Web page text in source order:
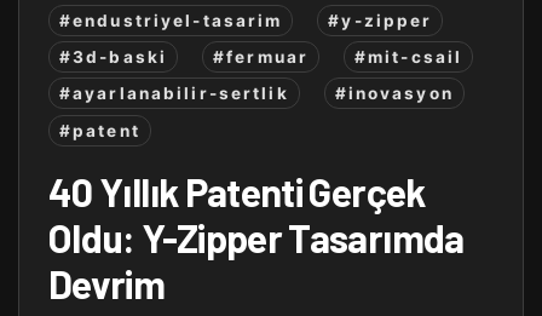
#endustriyel-tasarim
#y-zipper
#3d-baski
#fermuar
#mit-csail
#ayarlanabilir-sertlik
#inovasyon
#patent
40 Yıllık Patenti Gerçek
Oldu: Y-Zipper Tasarımda
Devrim